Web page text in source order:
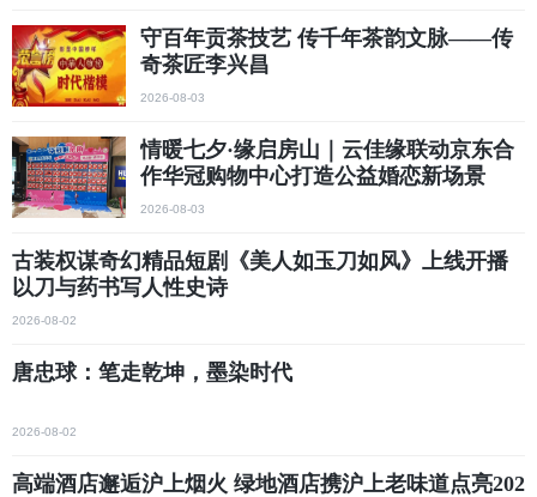
守百年贡茶技艺 传千年茶韵文脉——传
奇茶匠李兴昌
2026-08-03
情暖七夕·缘启房山｜云佳缘联动京东合
作华冠购物中心打造公益婚恋新场景
2026-08-03
古装权谋奇幻精品短剧《美人如玉刀如风》上线开播
以刀与药书写人性史诗
2026-08-02
唐忠球：笔走乾坤，墨染时代
2026-08-02
高端酒店邂逅沪上烟火 绿地酒店携沪上老味道点亮202